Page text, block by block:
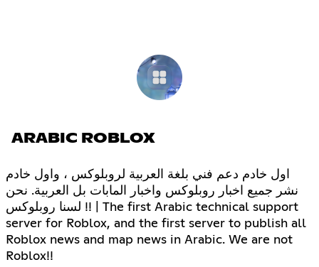
ARABIC ROBLOX
اول خادم دعم فني بلغة العربية لروبلوكس ، واول خادم
نشر جميع اخبار روبلوكس واخبار المابات بل العربية. نحن
لسنا روبلوكس !! | The first Arabic technical support
server for Roblox, and the first server to publish all
Roblox news and map news in Arabic. We are not
Roblox!!